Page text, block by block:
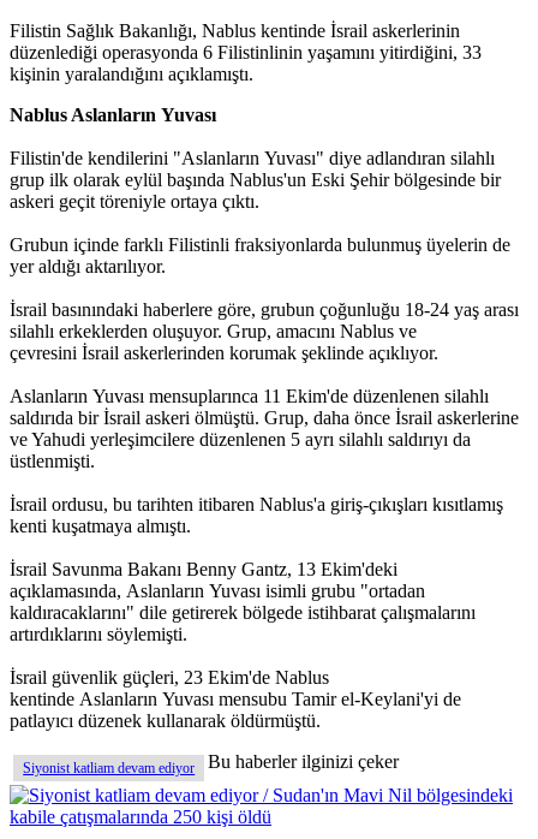
Filistin Sağlık Bakanlığı, Nablus kentinde İsrail askerlerinin
düzenlediği operasyonda 6 Filistinlinin yaşamını yitirdiğini, 33
kişinin yaralandığını açıklamıştı.
Nablus Aslanların Yuvası
Filistin'de kendilerini "Aslanların Yuvası" diye adlandıran silahlı
grup ilk olarak eylül başında Nablus'un Eski Şehir bölgesinde bir
askeri geçit töreniyle ortaya çıktı.
Grubun içinde farklı Filistinli fraksiyonlarda bulunmuş üyelerin de
yer aldığı aktarılıyor.
İsrail basınındaki haberlere göre, grubun çoğunluğu 18-24 yaş arası
silahlı erkeklerden oluşuyor. Grup, amacını Nablus ve
çevresini İsrail askerlerinden korumak şeklinde açıklıyor.
Aslanların Yuvası mensuplarınca 11 Ekim'de düzenlenen silahlı
saldırıda bir İsrail askeri ölmüştü. Grup, daha önce İsrail askerlerine
ve Yahudi yerleşimcilere düzenlenen 5 ayrı silahlı saldırıyı da
üstlenmişti.
İsrail ordusu, bu tarihten itibaren Nablus'a giriş-çıkışları kısıtlamış
kenti kuşatmaya almıştı.
İsrail Savunma Bakanı Benny Gantz, 13 Ekim'deki
açıklamasında, Aslanların Yuvası isimli grubu "ortadan
kaldıracaklarını" dile getirerek bölgede istihbarat çalışmalarını
artırdıklarını söylemişti.
İsrail güvenlik güçleri, 23 Ekim'de Nablus
kentinde Aslanların Yuvası mensubu Tamir el-Keylani'yi de
patlayıcı düzenek kullanarak öldürmüştü.
Siyonist katliam devam ediyor Bu haberler ilginizi çeker